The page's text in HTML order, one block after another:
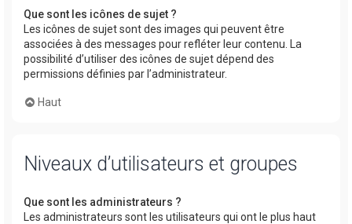
Que sont les icônes de sujet ?
Les icônes de sujet sont des images qui peuvent être
associées à des messages pour refléter leur contenu. La
possibilité d’utiliser des icônes de sujet dépend des
permissions définies par l’administrateur.
Haut
Niveaux d’utilisateurs et groupes
Que sont les administrateurs ?
Les administrateurs sont les utilisateurs qui ont le plus haut